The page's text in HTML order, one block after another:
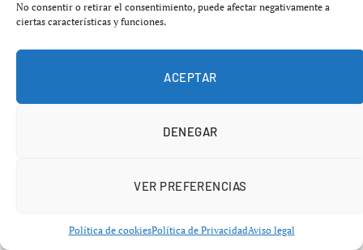
No consentir o retirar el consentimiento, puede afectar negativamente a
ciertas características y funciones.
ACEPTAR
DENEGAR
VER PREFERENCIAS
Política de cookiesPolítica de PrivacidadAviso legal
Lo que hasta hace poco parecía ciencia ficción ahora se
presenta como solución energética global.Japón quiere
llevar la producción de electricidad fuera de la
construir unanillo de 11 000 kilómetros de paneles